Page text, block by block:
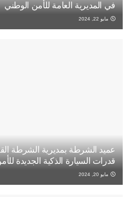
في المديرية العامة للأمن الوطني
مايو 22, 2024
عميد الشرطة بمديرية الشرطة
قدرات السيارة الذكية الجديدة
مايو 20, 2024